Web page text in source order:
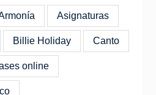
Asignaturas
Billie Holiday Canto
online